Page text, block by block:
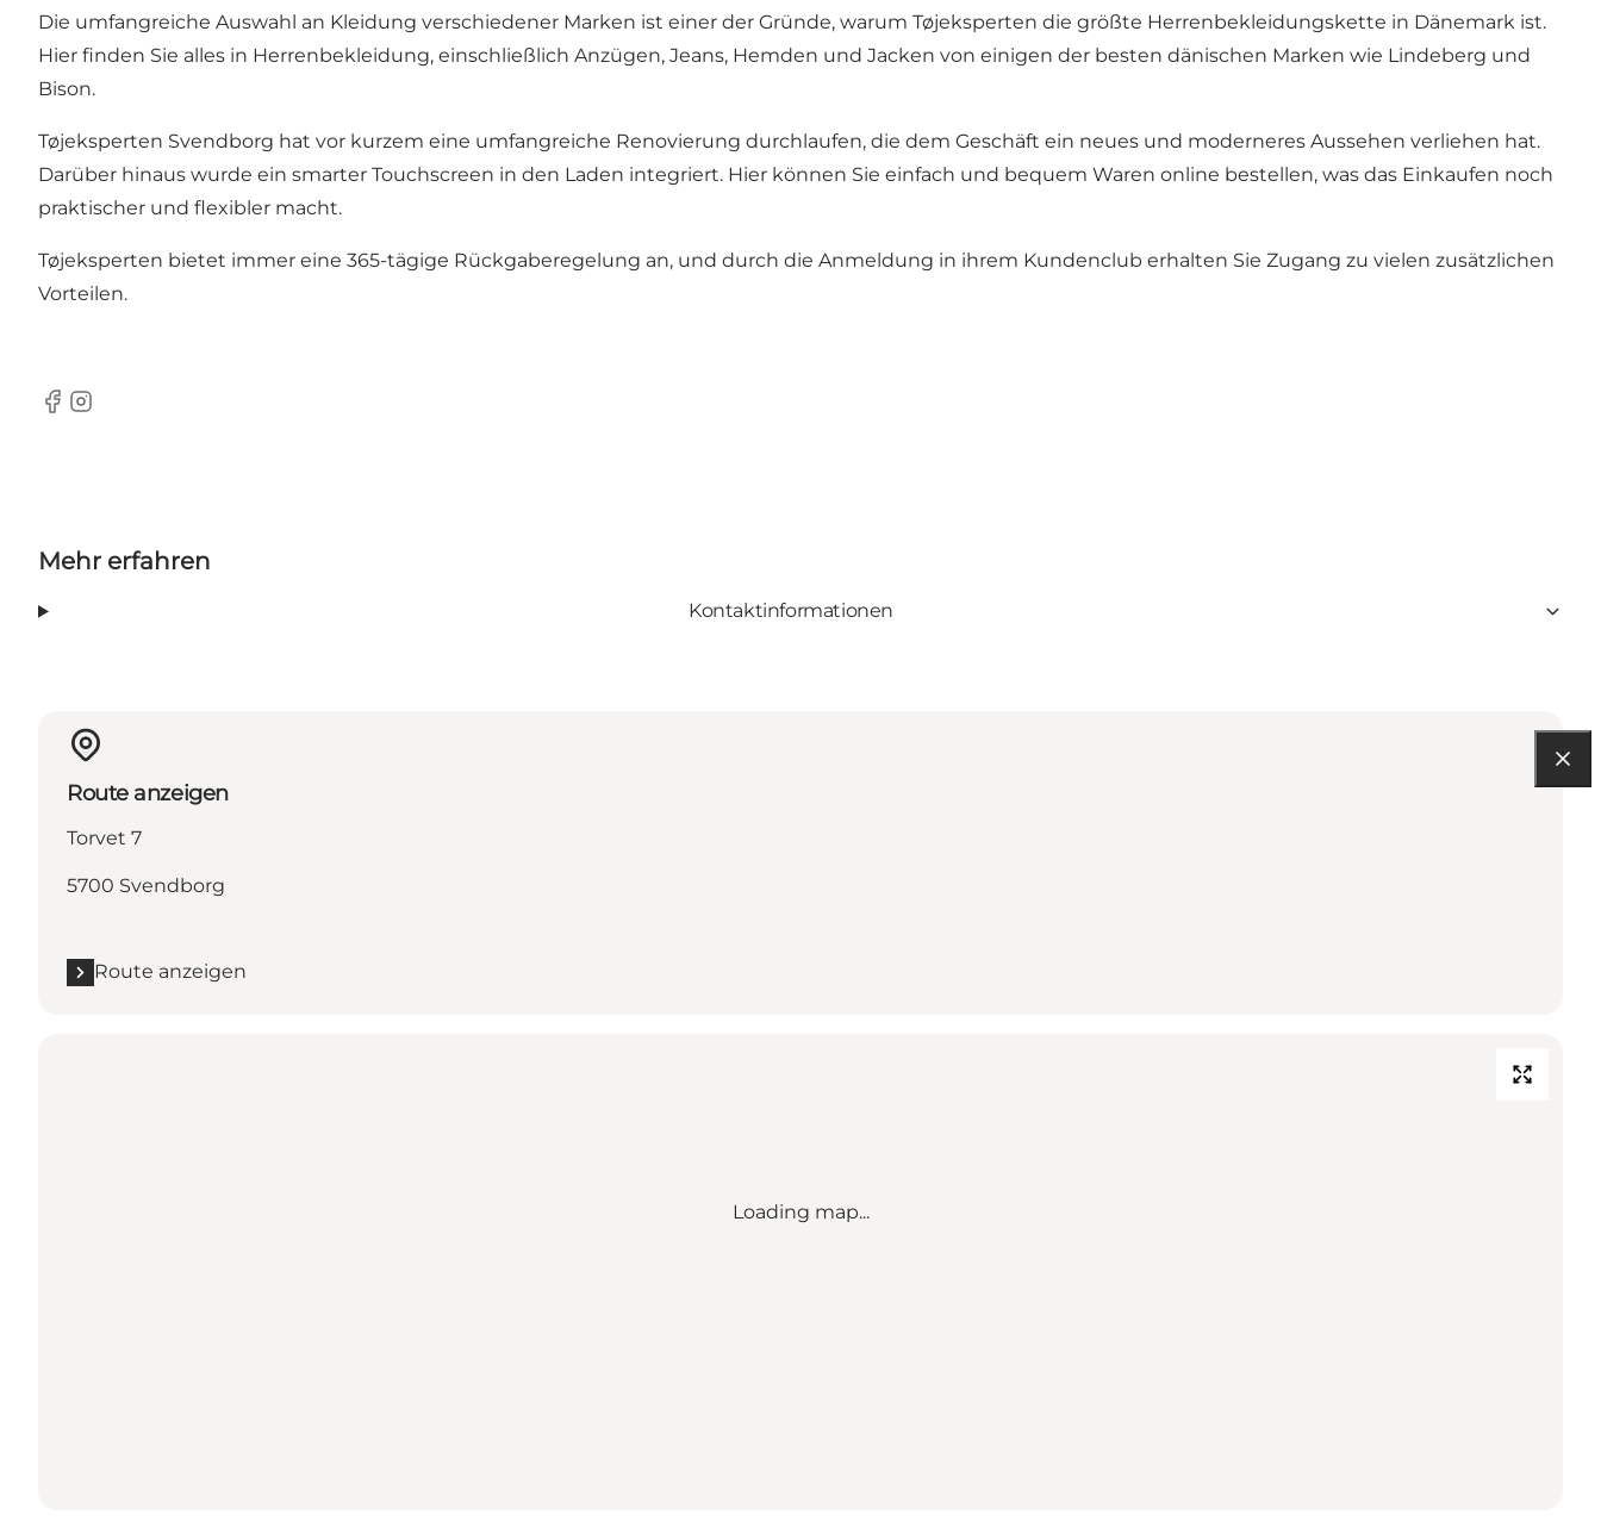
Die umfangreiche Auswahl an Kleidung verschiedener Marken ist einer der Gründe, warum Tøjeksperten die größte Herrenbekleidungskette in Dänemark ist.
Hier finden Sie alles in Herrenbekleidung, einschließlich Anzügen, Jeans, Hemden und Jacken von einigen der besten dänischen Marken wie Lindeberg und
Bison.
Tøjeksperten Svendborg hat vor kurzem eine umfangreiche Renovierung durchlaufen, die dem Geschäft ein neues und moderneres Aussehen verliehen hat.
Darüber hinaus wurde ein smarter Touchscreen in den Laden integriert. Hier können Sie einfach und bequem Waren online bestellen, was das Einkaufen noch
praktischer und flexibler macht.
Tøjeksperten bietet immer eine 365-tägige Rückgaberegelung an, und durch die Anmeldung in ihrem Kundenclub erhalten Sie Zugang zu vielen zusätzlichen
Vorteilen.
Facebook
Instagram
Mehr erfahren
Kontaktinformationen
Route anzeigen
Torvet 7
5700 Svendborg
Route anzeigen
Loading map...